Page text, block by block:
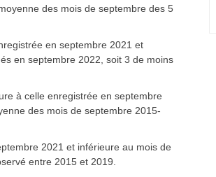
des mois de septembre des 5
en septembre 2021 et
en septembre 2022, soit 3 de moins
à celle enregistrée en septembre
des mois de septembre 2015-
2021 et inférieure au mois de
entre 2015 et 2019.